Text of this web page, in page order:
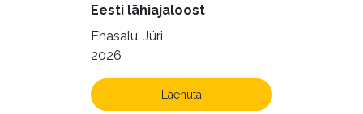
Eesti lähiajaloost
Ehasalu, Jüri
2026
Laenuta